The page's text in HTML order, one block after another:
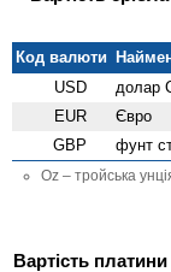
Код валюти
USD
долар
EUR Євро
GBP фунт
Oz – тройська
Вартість